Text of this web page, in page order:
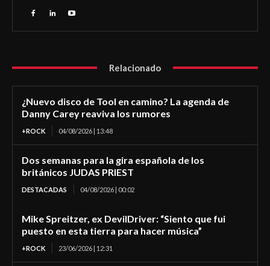
Relacionado
¿Nuevo disco de Tool en camino? La agenda de
Danny Carey reaviva los rumores
+ROCK 04/08/2026 | 13:48
Dos semanas para la gira española de los
británicos JUDAS PRIEST
DESTACADAS 04/08/2026 | 00:02
Mike Spreitzer, ex DevilDriver: “Siento que fui
puesto en esta tierra para hacer música”
+ROCK 23/06/2026 | 12:31